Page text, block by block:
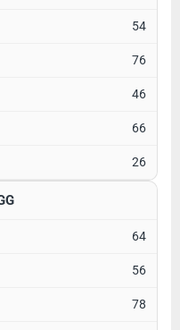
54
76
46
66
26
64
56
78